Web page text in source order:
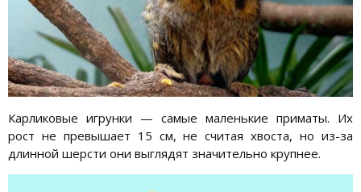
Карликовые игрунки — самые маленькие приматы. Их
рост не превышает 15 см, не считая хвоста, но из-за
длинной шерсти они выглядят значительно крупнее.